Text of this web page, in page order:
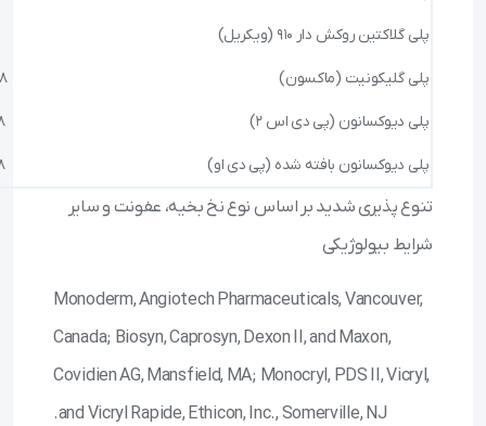
پلی گلاکتین روکش دار ۹۱۰ (ویکریل)
پلی گلیکونیت (ماکسون)
پلی دیوکسانون (پی دی اس ۲)
پلی دیوکسانون بافته شده (پی دی او)
تنوع پذیری شدید بر اساس نوع نخ بخیه، عفونت و سایر
شرایط بیولوژيکی
Monoderm, Angiotech Pharmaceuticals, Vancouver,
Canada; Biosyn, Caprosyn, Dexon II, and Maxon,
Covidien AG, Mansfield, MA; Monocryl, PDS II, Vicryl,
and Vicryl Rapide, Ethicon, Inc., Somerville, NJ.